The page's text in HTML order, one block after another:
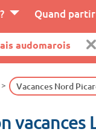
Quand partir
Vacances Nord
vacances